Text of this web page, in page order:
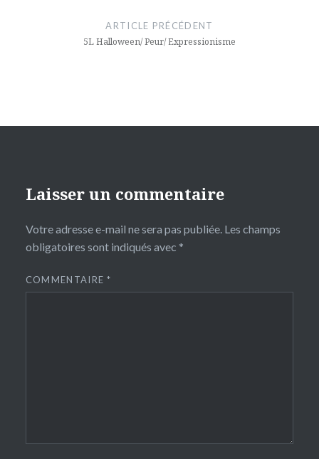
ARTICLE PRÉCÉDENT
5L Halloween/ Peur/ Expressionisme
Laisser un commentaire
Votre adresse e-mail ne sera pas publiée. Les champs
obligatoires sont indiqués avec *
COMMENTAIRE*